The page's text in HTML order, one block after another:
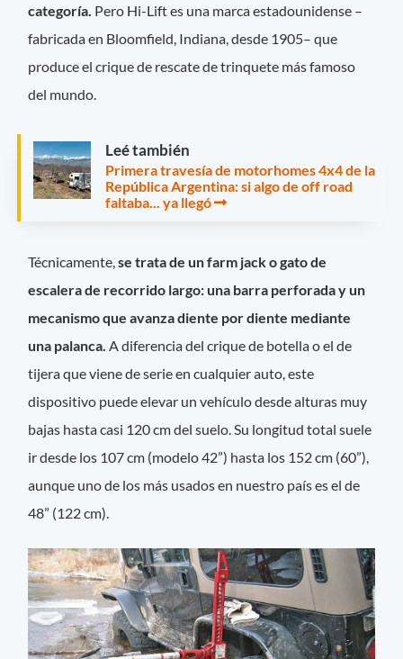
categoría. Pero Hi-Lift es una marca estadounidense –
fabricada en Bloomfield, Indiana, desde 1905– que
produce el crique de rescate de trinquete más famoso
del mundo.
Leé también
Primera travesía de motorhomes 4x4 de la
República Argentina: si algo de off road
faltaba... ya llegó
Técnicamente,se trata de un farm jack o gato de
escalera de recorrido largo: una barra perforada y un
mecanismo que avanza diente por diente mediante
una palanca.A diferencia del crique de botella o el de
tijera que viene de serie en cualquier auto, este
dispositivo puede elevar un vehículo desde alturas muy
bajas hasta casi 120 cm del suelo. Su longitud total suele
ir desde los 107 cm (modelo 42”) hasta los 152 cm (60”),
aunque uno de los más usados en nuestro país es el de
48” (122 cm).